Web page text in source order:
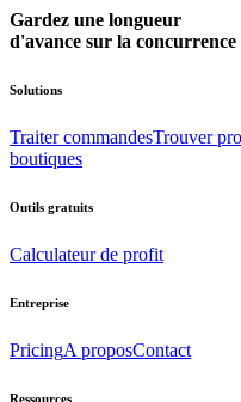
Gardez une longueur
d'avance sur la concurrence
Solutions
Traiter commandesTrouver
boutiques
Outils gratuits
Calculateur de profit
Entreprise
PricingA proposContact
Ressources